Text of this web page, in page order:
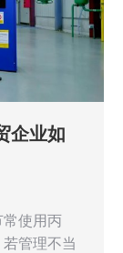
企业如
常使用丙
管理不当